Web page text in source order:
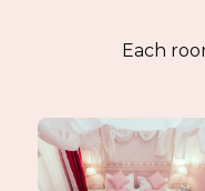
Each